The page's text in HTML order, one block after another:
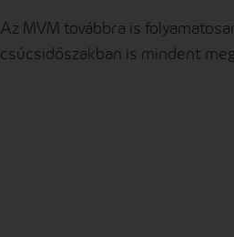
Az MVM továbbra is
csúcsidőszakban is mindent